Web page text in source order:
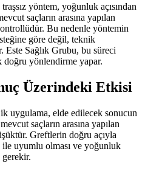
yöntem, yoğunluk açısından
saçların arasına yapılan
Bu nedenle yöntemin
göre değil, teknik
Sağlık Grubu, bu süreci
doğru yönlendirme yapar.
Üzerindeki Etkisi
uygulama, elde edilecek sonucun
saçların arasına yapılan
Greftlerin doğru açıyla
uyumlu olması ve yoğunluk
gerekir.